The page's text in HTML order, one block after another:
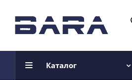
Каталог